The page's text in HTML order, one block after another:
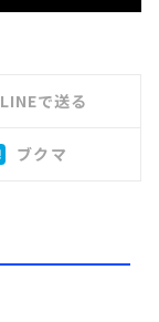
LINEで送る
ブクマ